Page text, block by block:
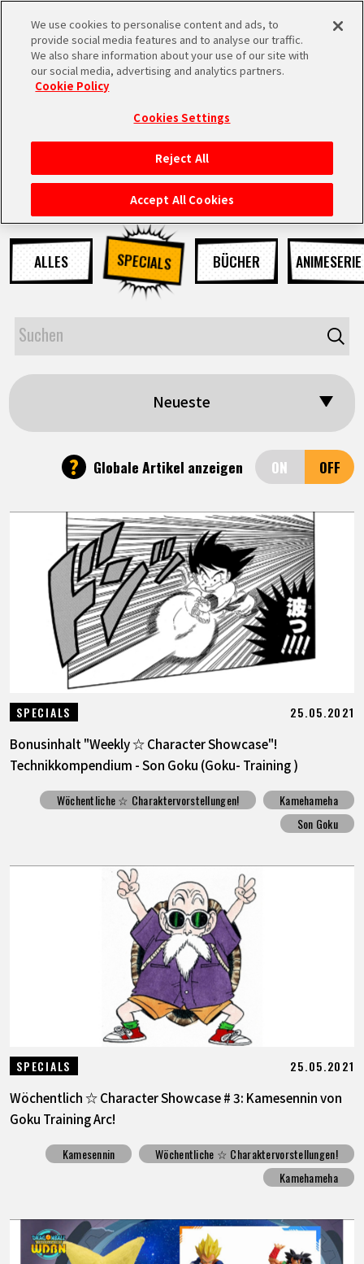
MEN
STARTSEITE
NEUES
HIGHLIGHTS
VIDEOS
SPECIALS
EN FR DE ES
NEUES
ALLES SPECIALS BÜCHER ANIMESERIE
Neueste
? Globale Artikel anzeigen
SPECIALS 25.05.2021
Bonusinhalt "Weekly ☆ Character Showcase"!
Technikkompendium - Son Goku (Goku- Training )
Wöchentliche ☆ Charaktervorstellungen!
Kamehameha
Son Goku
SPECIALS 25.05.2021
Wöchentlich ☆ Character Showcase # 3: Kamesennin von
Goku Training Arc!
Kamesennin
Wöchentliche ☆ Charaktervorstellungen!
Kamehameha
We use cookies to personalise content and ads, to
provide social media features and to analyse our traffic.
We also share information about your use of our site with
our social media, advertising and analytics partners.
Cookie Policy
Cookies Settings
Reject All
Accept All Cookies